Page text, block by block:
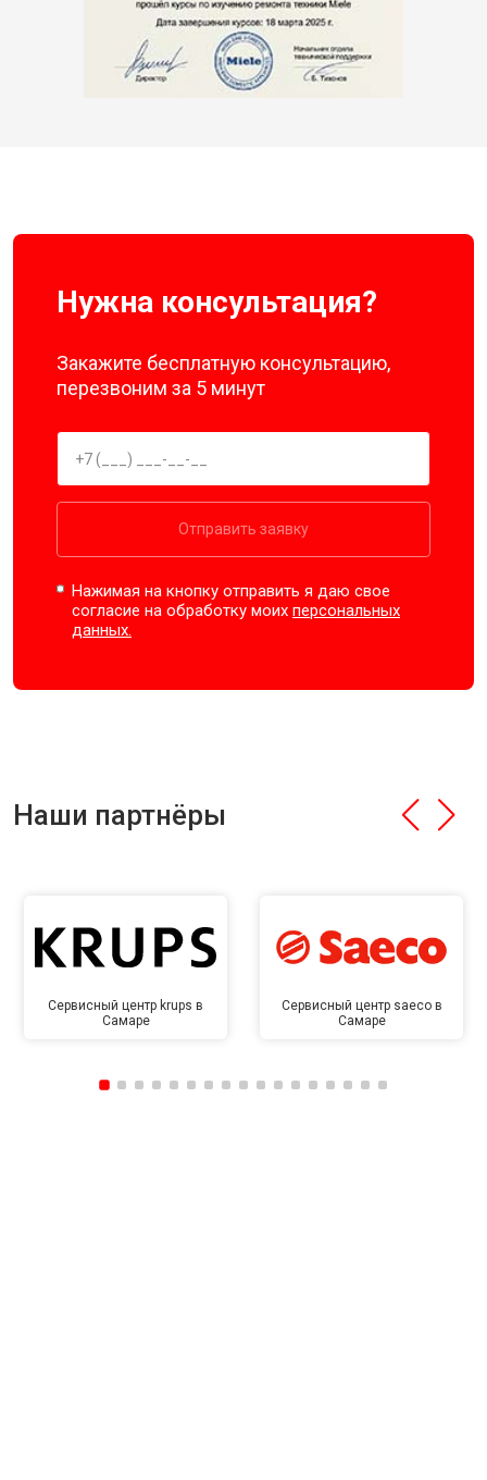
Нужна консультация?
Закажите бесплатную консультацию,
перезвоним за 5 минут
Отправить заявку
Нажимая на кнопку отправить я даю свое
согласие на обработку моихперсональных
данных.
Наши партнёры
Сервисный центр krups в
Самаре
Сервисный центр saeco в
Самаре